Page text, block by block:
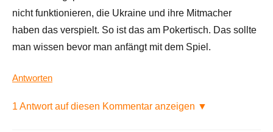
nicht funktionieren, die Ukraine und ihre Mitmacher
haben das verspielt. So ist das am Pokertisch. Das sollte
man wissen bevor man anfängt mit dem Spiel.
Antworten
1 Antwort auf diesen Kommentar anzeigen ▼